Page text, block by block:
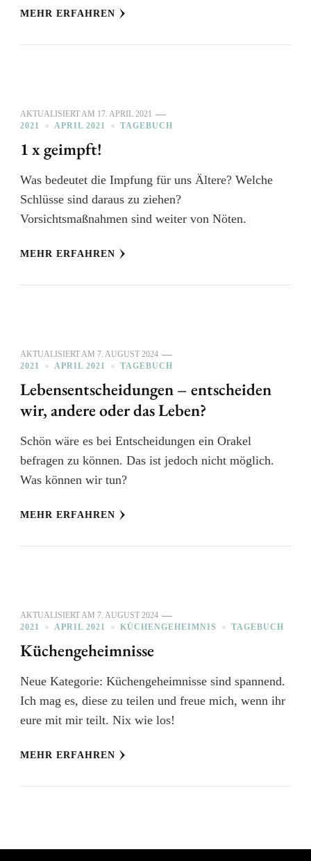
MEHR ERFAHREN
AKTUALISIERT AM 17. APRIL 2021
2021
APRIL 2021 TAGEBUCH
1 x geimpft!
Was bedeutet die Impfung für uns Ältere? Welche
Schlüsse sind daraus zu ziehen?
Vorsichtsmaßnahmen sind weiter von Nöten.
MEHR ERFAHREN
AKTUALISIERT AM 7. AUGUST 2024
2021
APRIL 2021 TAGEBUCH
Lebensentscheidungen – entscheiden
wir, andere oder das Leben?
Schön wäre es bei Entscheidungen ein Orakel
befragen zu können. Das ist jedoch nicht möglich.
Was können wir tun?
MEHR ERFAHREN
AKTUALISIERT AM 7. AUGUST 2024
2021
APRIL 2021 KÜCHENGEHEIMNIS TAGEBUCH
Küchengeheimnisse
Neue Kategorie: Küchengeheimnisse sind spannend.
Ich mag es, diese zu teilen und freue mich, wenn ihr
eure mit mir teilt. Nix wie los!
MEHR ERFAHREN